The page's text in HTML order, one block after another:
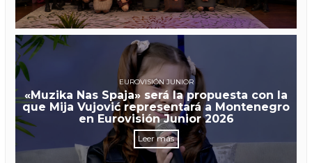
EUROVISIÓN JUNIOR
«Muzika Nas Spaja» será la propuesta con la
que Mija Vujović representará a Montenegro
en Eurovisión Junior 2026
Leer más